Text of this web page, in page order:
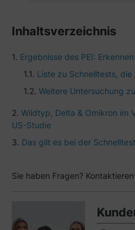
Inhaltsverzeichnis
Ergebnisse des PEI:
Liste zu Schnelltests, die
Weitere Untersuchung
Wildtyp, Delta & Omikron im
US-Studie
Das gilt es bei der
Sie haben Fragen?